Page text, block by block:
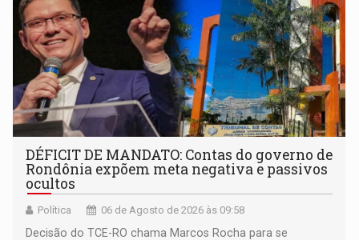
DÉFICIT DE MANDATO: Contas do governo de
Rondônia expõem meta negativa e passivos
ocultos
Política 06 de Agosto de 2026 às 09:58
Decisão do TCE-RO chama Marcos Rocha para se